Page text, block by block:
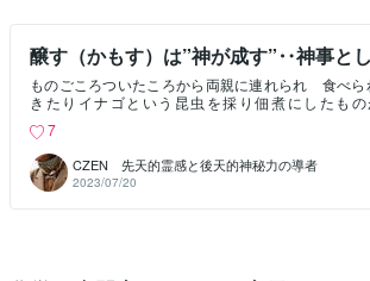
醸す（かもす）は”神が成す”‥神事と
ものごころついたころから両親に連れられ 食べ
きたりイナゴという昆虫を採り佃煮にしたも
に並ぶ家庭でわたしは育ちました 笑両親が飽きる
間草の上にごろんと横になり空に浮かぶ雲をながめ
かな・・・♪」なんて空想遊びをしながら 自然の
過ごしていたものですそんな幼少期の体験や記憶が
今 さすがに昆虫は食しませんが季節の野菜や野草
7
CZEN 先天的霊感と後天的神秘力の導者
2023/07/20